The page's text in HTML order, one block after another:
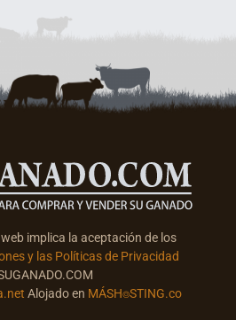
implica la aceptación de los
y las Políticas de Privacidad
Alojado en MÁSH⌾STING.co